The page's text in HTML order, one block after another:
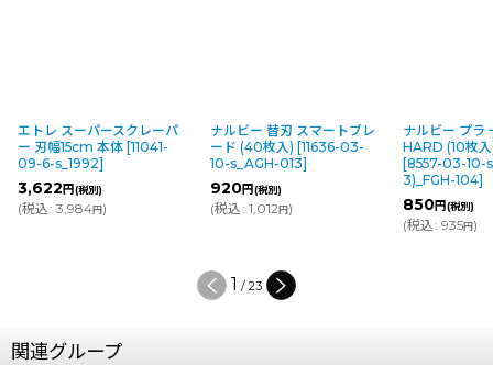
エトレ スーパースクレーパ
ー 刃幅15cm 本体 [11041-
09-6-s_1992]
3,622 円(税別)
(税込: 3,984円)
ナルビー 替刃 スマートブレ
ード (40枚入) [11636-03-
10-s_AGH-013]
920円(税別)
(税込: 1,012円)
ナルビー プラ
HARD (10枚
[8557-03-10-
3)_FGH-104]
850円(税別)
(税込: 935円)
1 / 23
関連グループ